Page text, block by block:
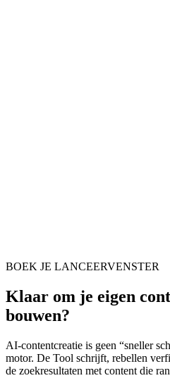
BOEK JE LANCEERVENSTER
Klaar om je eigen
bouwen?
AI-contentcreatie is geen “sneller
motor. De Tool schrijft, rebellen
de zoekresultaten met content die